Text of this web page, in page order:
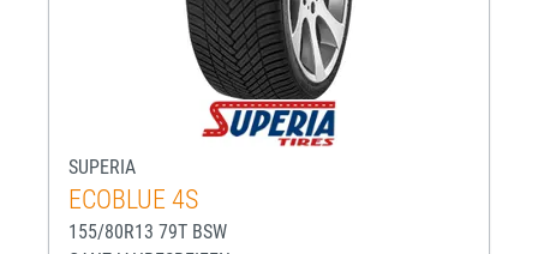
SUPERIA
ECOBLUE 4S
155/80R13 79T BSW